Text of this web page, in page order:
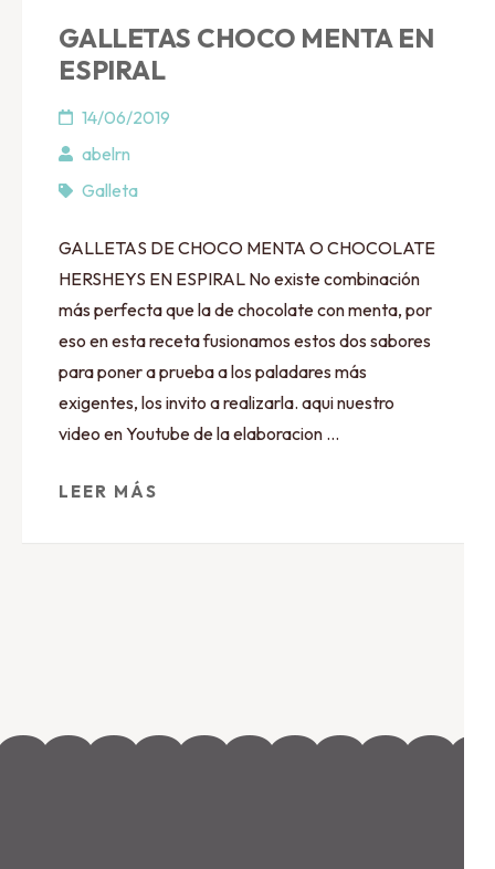
GALLETAS CHOCO MENTA EN
ESPIRAL
14/06/2019
abelrn
Galleta
GALLETAS DE CHOCO MENTA O CHOCOLATE
HERSHEYS EN ESPIRAL No existe combinación
más perfecta que la de chocolate con menta, por
eso en esta receta fusionamos estos dos sabores
para poner a prueba a los paladares más
exigentes, los invito a realizarla. aqui nuestro
video en Youtube de la elaboracion …
LEER MÁS